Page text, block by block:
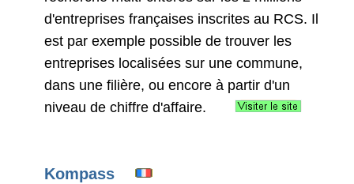
d'entreprises françaises inscrites au RCS. Il
est par exemple possible de trouver les
entreprises localisées sur une commune,
dans une filière, ou encore à partir d'un
niveau de chiffre d'affaire.
Kompass